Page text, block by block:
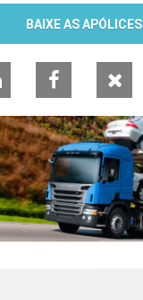
BAIXE AS APÓLICES
LinkedInFacebook